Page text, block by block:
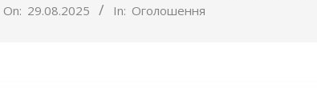
On: 29.08.2025 In: Оголошення